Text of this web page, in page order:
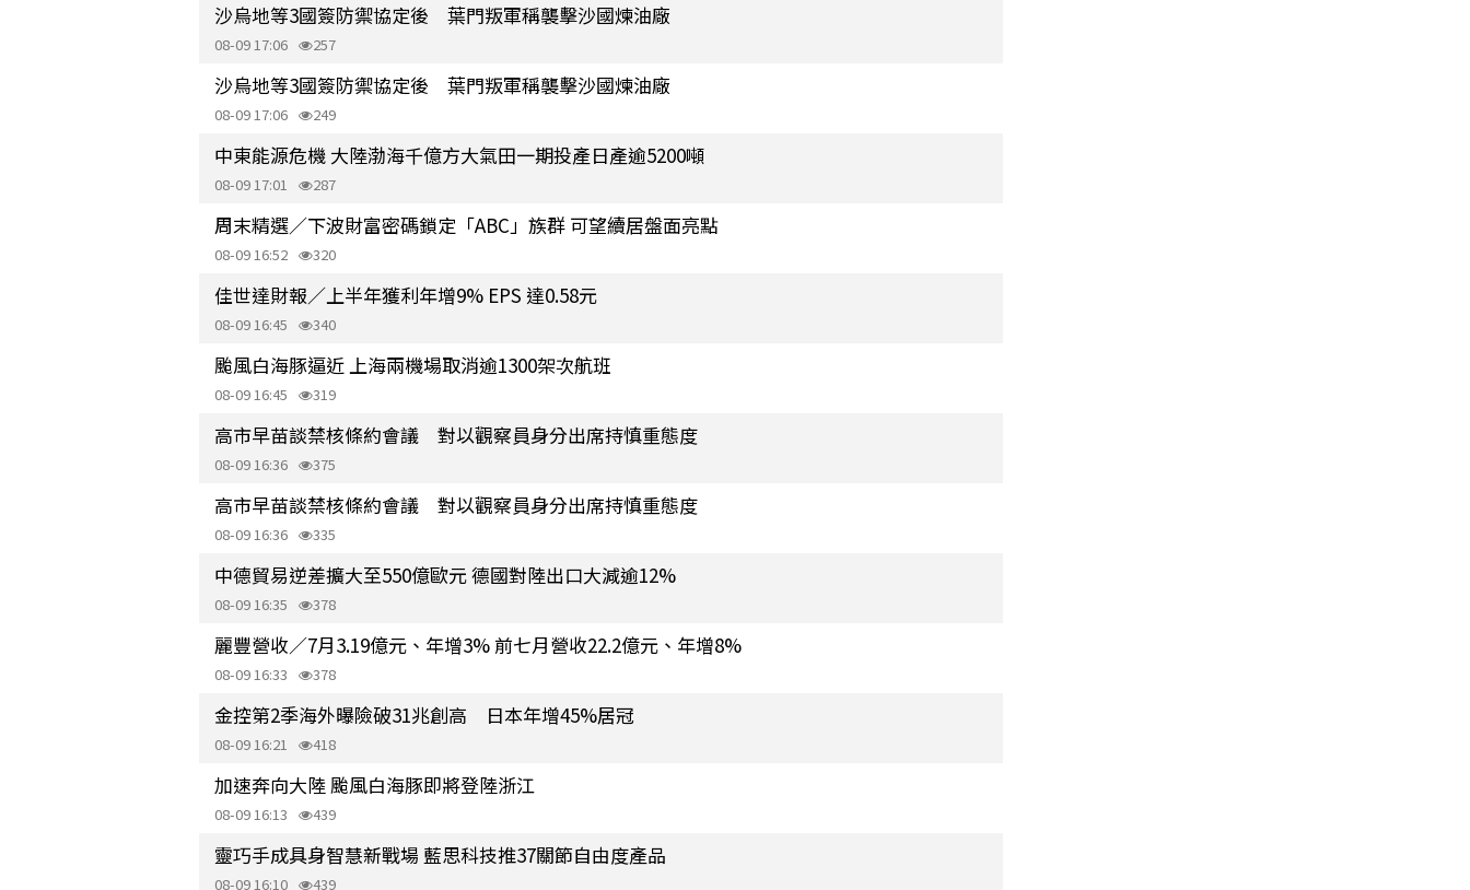
沙烏地等3國簽防禦協定後 葉門叛軍稱襲擊沙國煉油廠
08-09 17:06 257
沙烏地等3國簽防禦協定後 葉門叛軍稱襲擊沙國煉油廠
08-09 17:06 249
中東能源危機 大陸渤海千億方大氣田一期投產日產逾5200噸
08-09 17:01 287
周末精選／下波財富密碼鎖定「ABC」族群 可望續居盤面亮點
08-09 16:52 320
佳世達財報／上半年獲利年增9% EPS 達0.58元
08-09 16:45 340
颱風白海豚逼近 上海兩機場取消逾1300架次航班
08-09 16:45 319
高市早苗談禁核條約會議 對以觀察員身分出席持慎重態度
08-09 16:36 375
高市早苗談禁核條約會議 對以觀察員身分出席持慎重態度
08-09 16:36 335
中德貿易逆差擴大至550億歐元 德國對陸出口大減逾12%
08-09 16:35 378
麗豐營收／7月3.19億元、年增3% 前七月營收22.2億元、年增8%
08-09 16:33 378
金控第2季海外曝險破31兆創高 日本年增45%居冠
08-09 16:21 418
加速奔向大陸 颱風白海豚即將登陸浙江
08-09 16:13 439
靈巧手成具身智慧新戰場 藍思科技推37關節自由度產品
08-09 16:10 439